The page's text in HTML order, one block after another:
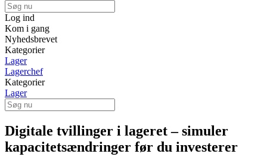
Log ind
Kom i gang
Nyhedsbrevet
Kategorier
Lager
Lagerchef
Kategorier
Lager
Digitale tvillinger i lageret – simuler
kapacitetsændringer før du investerer